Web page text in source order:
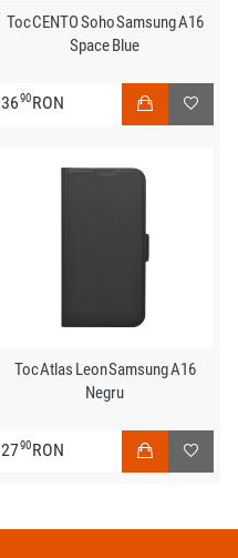
Toc CENTO Soho Samsung A16
Space Blue
3690RON
Toc Atlas Leon Samsung A16
Negru
2790RON